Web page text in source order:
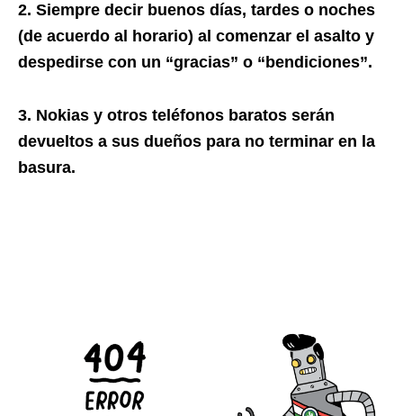
2. Siempre decir buenos días, tardes o noches
(de acuerdo al horario) al comenzar el asalto y
despedirse con un “gracias” o “bendiciones”.
3. Nokias y otros teléfonos baratos serán
devueltos a sus dueños para no terminar en la
basura.